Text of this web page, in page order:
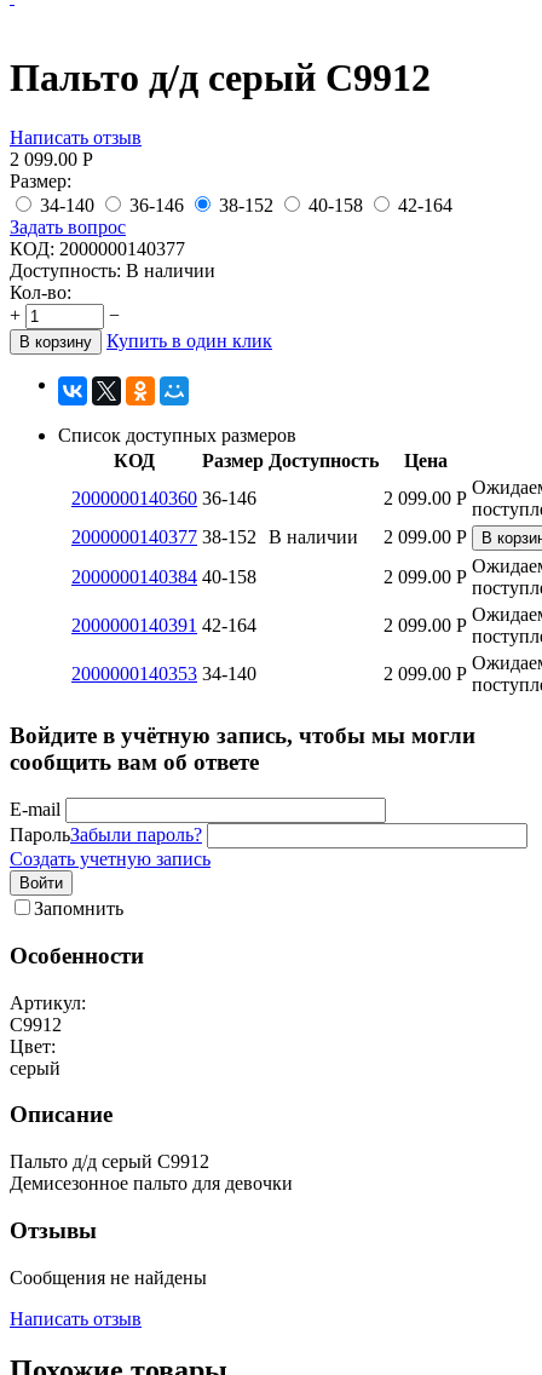
Пальто д/д серый С9912
Написать отзыв
2 099.00 Р
Размер:
34-140
36-146 38-152 40-158
42-164
Задать вопрос
КОД: 2000000140377
Доступность: В наличии
Кол-во:
+
−
В корзину Купить в один клик
Список доступных размеров
КОД
Размер Доступность
Цена
2000000140360 36-146 2 099.00 Р
2000000140377 38-152 В наличии 2 099.00 Р В
2000000140384 40-158 2 099.00 Р
2000000140391 42-164 2 099.00 Р
2000000140353 34-140 2 099.00 Р
Войдите в учётную запись, чтобы мы могли
сообщить вам об ответе
E-mail
ПарольЗабыли пароль?
Создать учетную запись
Войти
Запомнить
Особенности
Артикул:
С9912
Цвет:
серый
Описание
Пальто д/д серый С9912
Демисезонное пальто для девочки
Отзывы
Сообщения не найдены
Написать отзыв